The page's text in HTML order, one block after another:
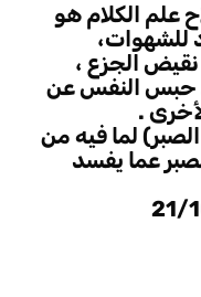
علم الكلام هو
للشهوات،
نقيض الجزع ،
حبس النفس عن
.
لما فيه من
عما يفسد